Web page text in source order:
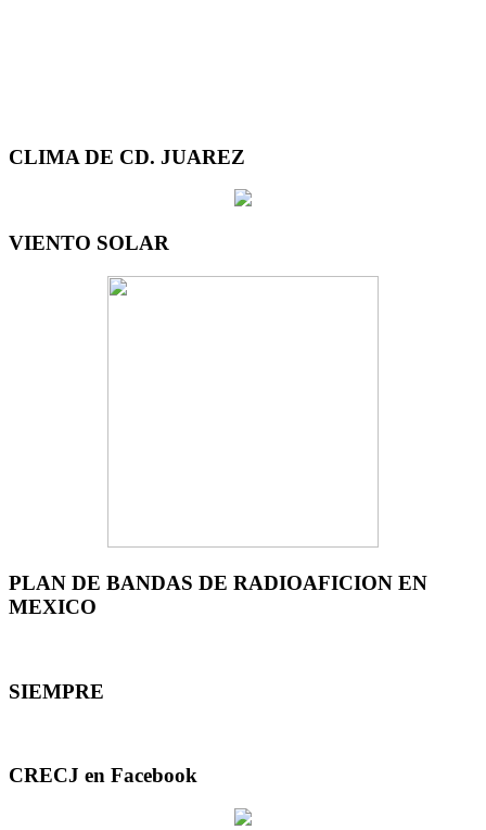
CLIMA DE CD. JUAREZ
VIENTO SOLAR
PLAN DE BANDAS DE RADIOAFICION EN
MEXICO
SIEMPRE
CRECJ en Facebook